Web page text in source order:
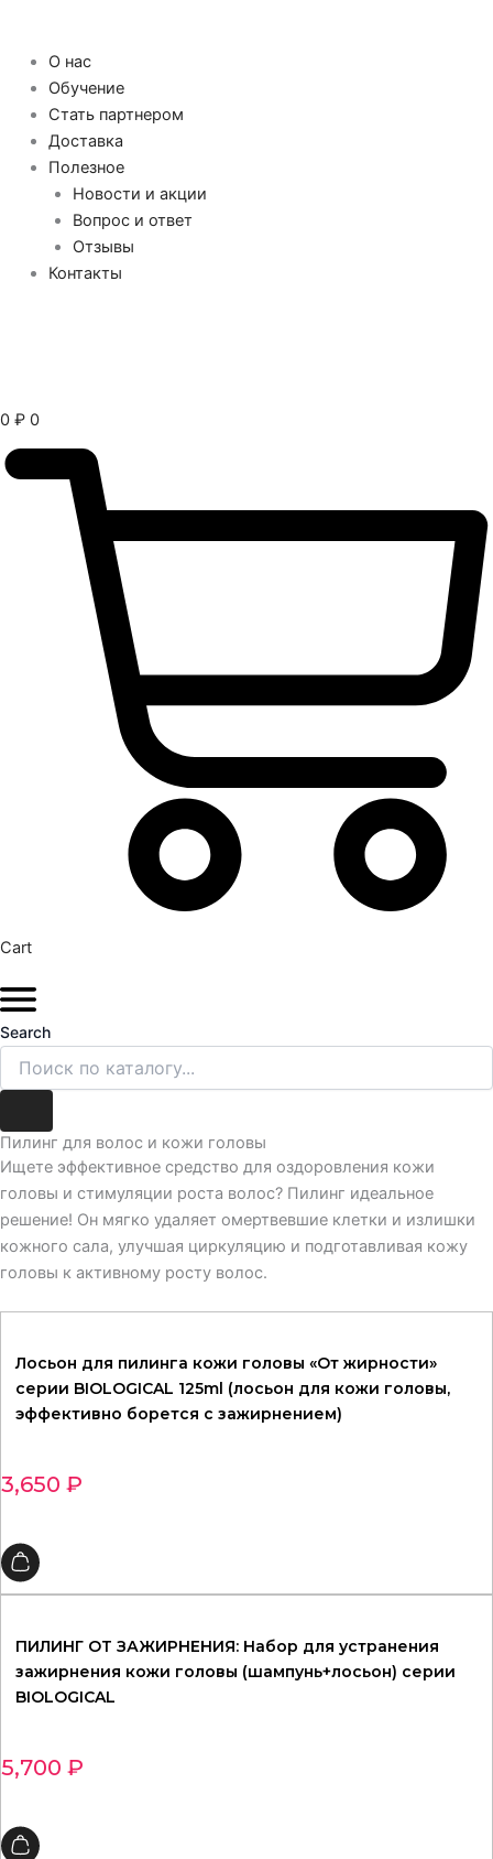
О нас
Обучение
Стать партнером
Доставка
Полезное
Новости и акции
Вопрос и ответ
Отзывы
Контакты
0 ₽ 0
Cart
Search
Пилинг для волос и кожи головы
Ищете эффективное средство для оздоровления кожи
головы и стимуляции роста волос? Пилинг идеальное
решение! Он мягко удаляет омертвевшие клетки и излишки
кожного сала, улучшая циркуляцию и подготавливая кожу
головы к активному росту волос.
Лосьон для пилинга кожи головы «От жирности»
серии BIOLOGICAL 125ml (лосьон для кожи головы,
эффективно борется с зажирнением)
3,650 ₽
ПИЛИНГ ОТ ЗАЖИРНЕНИЯ: Набор для устранения
зажирнения кожи головы (шампунь+лосьон) серии
BIOLOGICAL
5,700 ₽